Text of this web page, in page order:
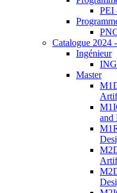
PEI
Catalogue 2024
Ingénieur
Master
and